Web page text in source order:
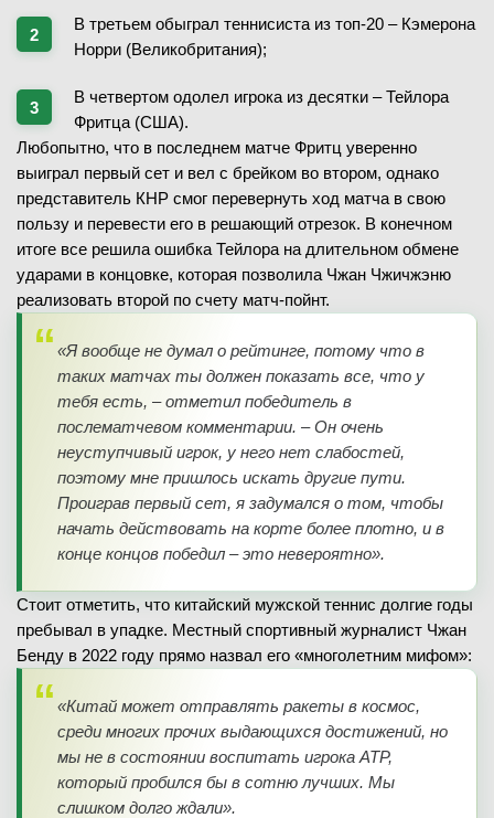
В третьем обыграл теннисиста из топ-20 – Кэмерона
Норри (Великобритания);
В четвертом одолел игрока из десятки – Тейлора
Фритца (США).
Любопытно, что в последнем матче Фритц уверенно
выиграл первый сет и вел с брейком во втором, однако
представитель КНР смог перевернуть ход матча в свою
пользу и перевести его в решающий отрезок. В конечном
итоге все решила ошибка Тейлора на длительном обмене
ударами в концовке, которая позволила Чжан Чжичжэню
реализовать второй по счету матч-пойнт.
«Я вообще не думал о рейтинге, потому что в
таких матчах ты должен показать все, что у
тебя есть, – отметил победитель в
послематчевом комментарии. – Он очень
неуступчивый игрок, у него нет слабостей,
поэтому мне пришлось искать другие пути.
Проиграв первый сет, я задумался о том, чтобы
начать действовать на корте более плотно, и в
конце концов победил – это невероятно».
Стоит отметить, что китайский мужской теннис долгие годы
пребывал в упадке. Местный спортивный журналист Чжан
Бенду в 2022 году прямо назвал его «многолетним мифом»:
«Китай может отправлять ракеты в космос,
среди многих прочих выдающихся достижений, но
мы не в состоянии воспитать игрока ATP,
который пробился бы в сотню лучших. Мы
слишком долго ждали».